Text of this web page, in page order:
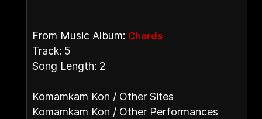
From Music Album: Chords
Track: 5
Song Length: 2
Komamkam Kon / Other Sites
Komamkam Kon / Other Performances